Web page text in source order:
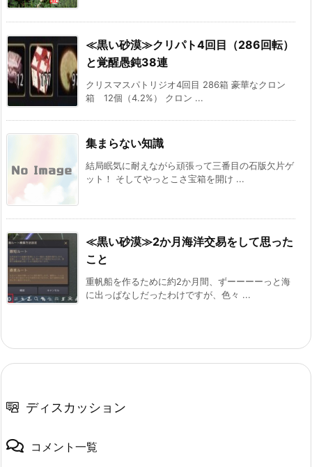
≪黒い砂漠≫クリパト4回目（286回転）
と覚醒愚鈍38連
クリスマスパトリジオ4回目 286箱 豪華なクロン
箱 12個（4.2%） クロン ...
集まらない知識
結局眠気に耐えながら頑張って三番目の石版欠片ゲ
ット！ そしてやっとこさ宝箱を開け ...
≪黒い砂漠≫2か月海洋交易をして思った
こと
重帆船を作るために約2か月間、ずーーーーっと海
に出っぱなしだったわけですが、色々 ...
ディスカッション
コメント一覧